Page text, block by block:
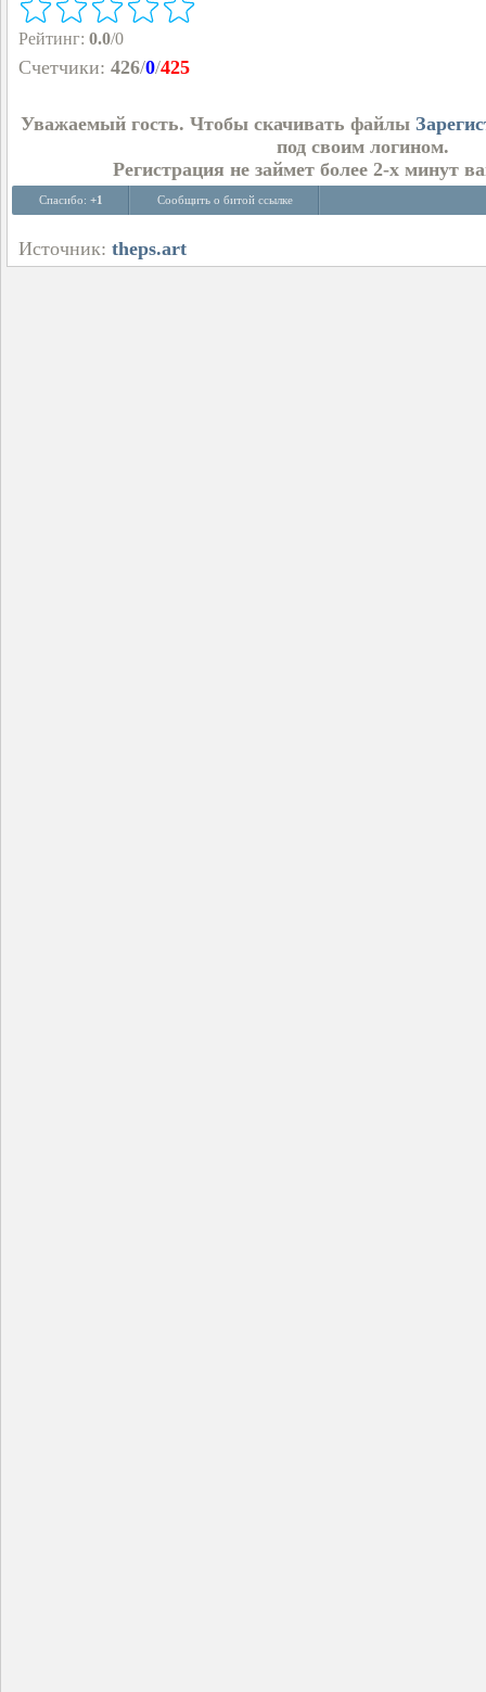
Рейтинг: 0.0/0
Счетчики: 426/0/425
Уважаемый гость. Чтобы скачивать файлы
под своим логином.
Регистрация не займет более 2-х минут
Спасибо: +1 Сообщить о битой ссылке
Источник: theps.art